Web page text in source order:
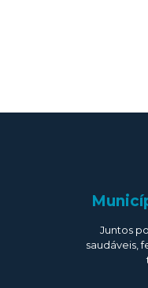
Juntos
saudáveis,